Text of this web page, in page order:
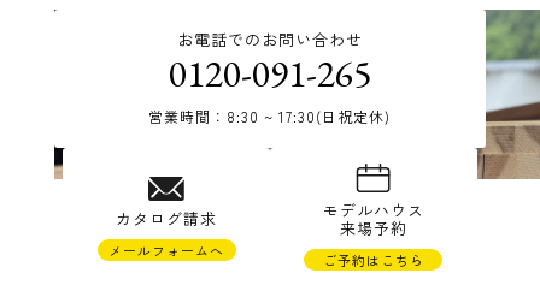
お電話でのお問い合わせ
0120-091-265
営業時間：8:30 ~ 17:30(日祝定休)
カタログ請求
メールフォームへ
モデルハウス
来場予約
ご予約はこちら